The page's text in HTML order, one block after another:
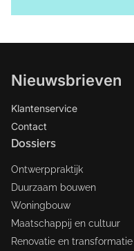
Nieuwsbrieven
Klantenservice
Contact
Dossiers
Ontwerppraktijk
Duurzaam bouwen
Woningbouw
Maatschappij en cultuur
Renovatie en transformatie